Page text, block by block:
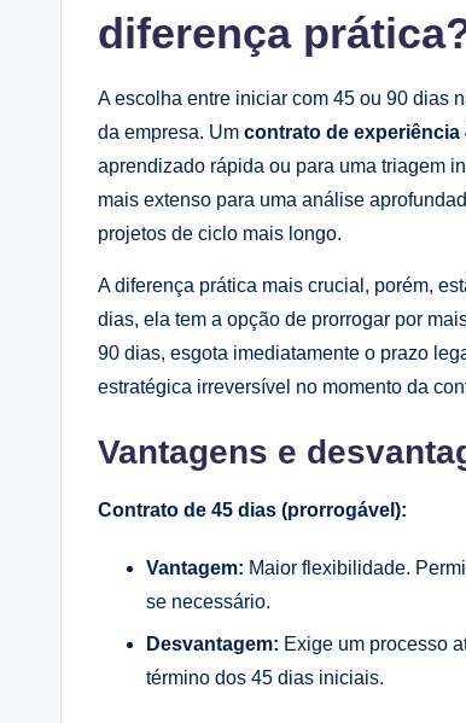
diferença
A escolha entre iniciar com 45 ou 90 dias
da empresa. Um contrato de experiência
aprendizado rápida ou para uma triagem
mais extenso para uma análise
projetos de ciclo mais longo.
A diferença prática mais crucial, porém,
dias, ela tem a opção de prorrogar por
90 dias, esgota imediatamente o prazo
estratégica irreversível no momento da
Vantagens e
Contrato de 45 dias (prorrogável):
Vantagem: Maior flexibilidade.
se necessário.
Desvantagem: Exige um processo
término dos 45 dias iniciais.